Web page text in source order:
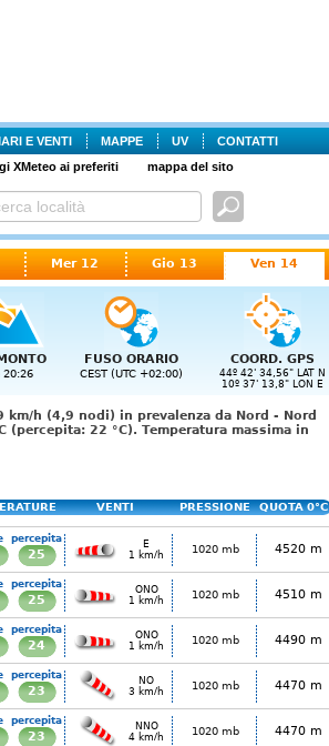
E VENTI MAPPE UV
CONTATTI
XMeteo ai preferiti mappa del sito
Mer 12 Gio 13 Ven 14
20:26
FUSO ORARIO
CEST (UTC +02:00)
COORD. GPS
44º 42' 34,56" LAT N
10º 37' 13,8" LON E
h (4,9 nodi) in prevalenza da Nord - Nord
(percepita: 22 °C). Temperatura massima in
VENTI PRESSIONE QUOTA 0°C
percepita
25
E
1 km/h
1020 mb 4520 m
percepita
25
ONO
1 km/h
1020 mb 4510 m
percepita
24
ONO
1 km/h
1020 mb 4490 m
percepita
23
NO
3 km/h
1020 mb 4470 m
percepita
23
NNO
4 km/h
1020 mb 4470 m